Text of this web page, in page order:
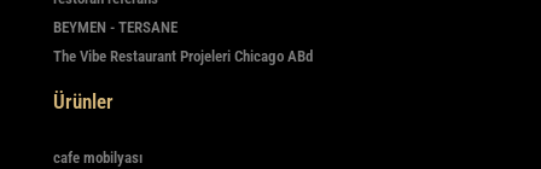
BEYMEN - TERSANE
The Vibe Restaurant Projeleri Chicago ABd
Ürünler
cafe mobilyası